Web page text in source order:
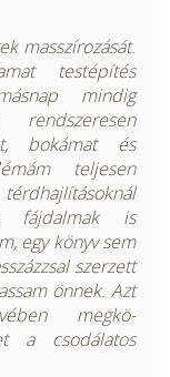
masszírozását.
testépítés
mindig
bokámat és
teljesen
fájdalmak is
egy könyv sem
szerzett
önnek. Azt
megkö­
a csodálatos